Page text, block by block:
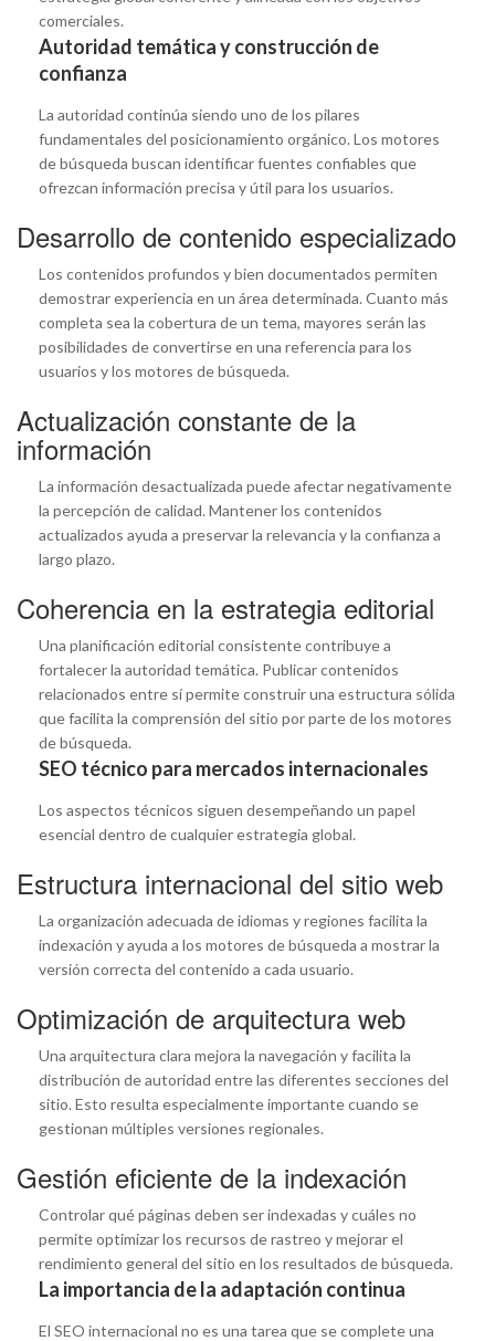
comerciales.
Autoridad temática y construcción de
confianza
La autoridad continúa siendo uno de los pilares
fundamentales del posicionamiento orgánico. Los motores
de búsqueda buscan identificar fuentes confiables que
ofrezcan información precisa y útil para los usuarios.
Desarrollo de contenido especializado
Los contenidos profundos y bien documentados permiten
demostrar experiencia en un área determinada. Cuanto más
completa sea la cobertura de un tema, mayores serán las
posibilidades de convertirse en una referencia para los
usuarios y los motores de búsqueda.
Actualización constante de la
información
La información desactualizada puede afectar negativamente
la percepción de calidad. Mantener los contenidos
actualizados ayuda a preservar la relevancia y la confianza a
largo plazo.
Coherencia en la estrategia editorial
Una planificación editorial consistente contribuye a
fortalecer la autoridad temática. Publicar contenidos
relacionados entre sí permite construir una estructura sólida
que facilita la comprensión del sitio por parte de los motores
de búsqueda.
SEO técnico para mercados internacionales
Los aspectos técnicos siguen desempeñando un papel
esencial dentro de cualquier estrategia global.
Estructura internacional del sitio web
La organización adecuada de idiomas y regiones facilita la
indexación y ayuda a los motores de búsqueda a mostrar la
versión correcta del contenido a cada usuario.
Optimización de arquitectura web
Una arquitectura clara mejora la navegación y facilita la
distribución de autoridad entre las diferentes secciones del
sitio. Esto resulta especialmente importante cuando se
gestionan múltiples versiones regionales.
Gestión eficiente de la indexación
Controlar qué páginas deben ser indexadas y cuáles no
permite optimizar los recursos de rastreo y mejorar el
rendimiento general del sitio en los resultados de búsqueda.
La importancia de la adaptación continua
El SEO internacional no es una tarea que se complete una